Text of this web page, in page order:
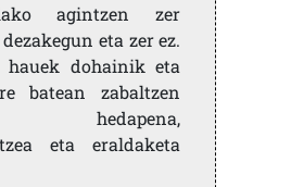
agintzen zer
eta zer ez.
hauek dohainik eta
batean zabaltzen
hedapena,
eta eraldaketa